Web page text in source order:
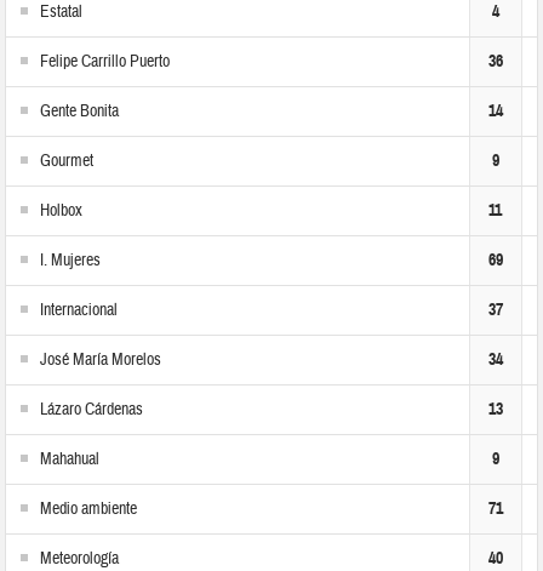
Estatal 4
Felipe Carrillo Puerto 36
Gente Bonita 14
Gourmet 9
Holbox 11
I. Mujeres 69
Internacional 37
José María Morelos 34
Lázaro Cárdenas 13
Mahahual 9
Medio ambiente 71
Meteorología 40